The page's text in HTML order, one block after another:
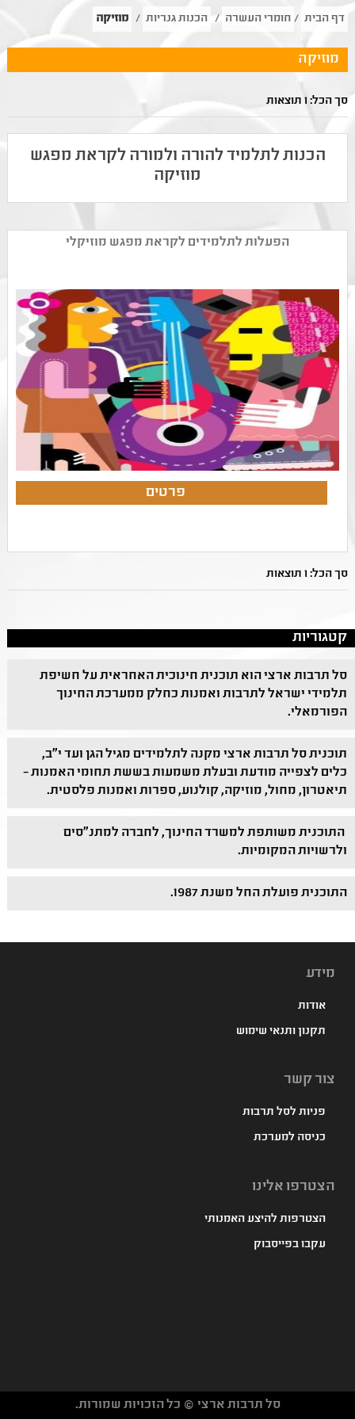
דף הבית / חומרי העשרה / הכנות גנריות / מוזיקה
מוזיקה
סך הכל: 1 תוצאות
הכנות לתלמיד להורה ולמורה לקראת מפגש
מוזיקה
הפעלות לתלמידים לקראת מפגש מוזיקלי
סך הכל: 1 תוצאות
קטגוריות
סל תרבות ארצי הוא תוכנית חינוכית האחראית על חשיפת
תלמידי ישראל לתרבות ואמנות כחלק ממערכת החינוך
הפורמאלי.
תוכנית סל תרבות ארצי מקנה לתלמידים מגיל הגן ועד י"ב,
כלים לצפייה מודעת ובעלת משמעות בששת תחומי האמנות –
תיאטרון, מחול, מוזיקה, קולנוע, ספרות ואמנות פלסטית.
התוכנית משותפת למשרד החינוך, לחברה למתנ"סים
ולרשויות המקומיות.
התוכנית פועלת החל משנת 1987.
מידע
אודות
תקנון ותנאי שימוש
צור קשר
פניות לסל תרבות
כניסה למערכת
הצטרפו אלינו
הצטרפות להיצע האמנותי
עקבו בפייסבוק
סל תרבות ארצי © כל הזכויות שמורות.